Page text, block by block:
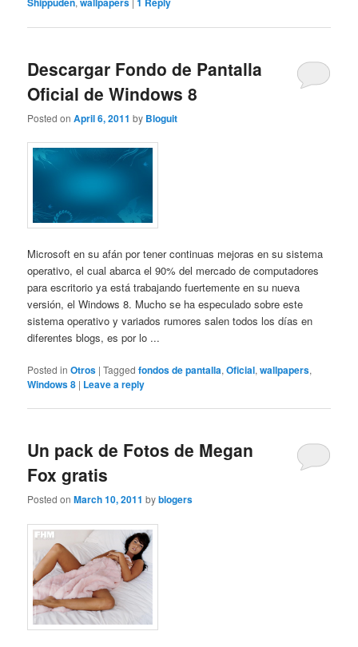
Descargar Fondo de Pantalla
Oficial de Windows 8
Posted onApril 6, 2011 by Bloguit
Microsoft en su afán por tener continuas mejoras en su sistema
operativo, el cual abarca el 90% del mercado de computadores
para escritorio ya está trabajando fuertemente en su nueva
versión, el Windows 8. Mucho se ha especulado sobre este
sistema operativo y variados rumores salen todos los días en
diferentes blogs, es por lo ...
Posted in Otros |Tagged fondos de pantalla,Oficial,wallpapers,
Windows 8 | Leave a reply
Un pack de Fotos de Megan
Fox gratis
Posted onMarch 10, 2011 byblogers